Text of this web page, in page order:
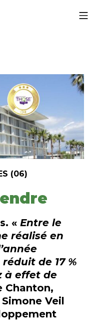
(06)
« Entre le
réalisé en
de 17 %
à effet de
Chanton,
Veil